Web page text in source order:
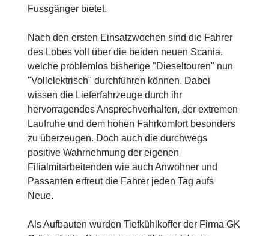
Fussgänger bietet.
Nach den ersten Einsatzwochen sind die Fahrer
des Lobes voll über die beiden neuen Scania,
welche problemlos bisherige "Dieseltouren" nun
"Vollelektrisch" durchführen können. Dabei
wissen die Lieferfahrzeuge durch ihr
hervorragendes Ansprechverhalten, der extremen
Laufruhe und dem hohen Fahrkomfort besonders
zu überzeugen. Doch auch die durchwegs
positive Wahrnehmung der eigenen
Filialmitarbeitenden wie auch Anwohner und
Passanten erfreut die Fahrer jeden Tag aufs
Neue.
Als Aufbauten wurden Tiefkühlkoffer der Firma GK